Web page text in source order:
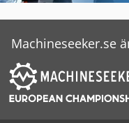
Machineseeker.se